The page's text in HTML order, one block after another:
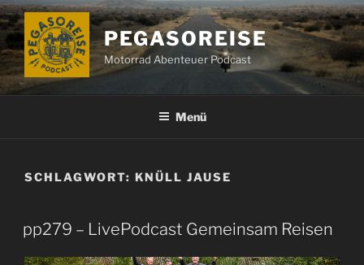
Zum
Inhalt
springen
PEGASOREISE
Motorrad Abenteuer Podcast
Menü
SCHLAGWORT: KNÜLL JAUSE
pp279 – LivePodcast Gemeinsam Reisen